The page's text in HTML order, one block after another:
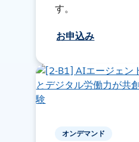
す。
お申込み
オンデマンド